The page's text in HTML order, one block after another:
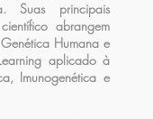
Suas principais
abrangem
Humana e
aplicado à
Imunogenética e